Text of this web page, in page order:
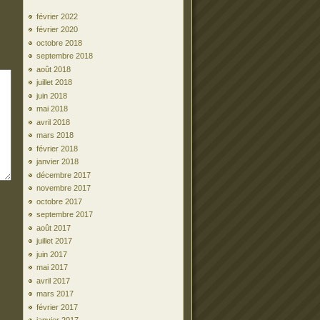
février 2022
février 2020
octobre 2018
septembre 2018
août 2018
juillet 2018
juin 2018
mai 2018
avril 2018
mars 2018
février 2018
janvier 2018
décembre 2017
novembre 2017
octobre 2017
septembre 2017
août 2017
juillet 2017
juin 2017
mai 2017
avril 2017
mars 2017
février 2017